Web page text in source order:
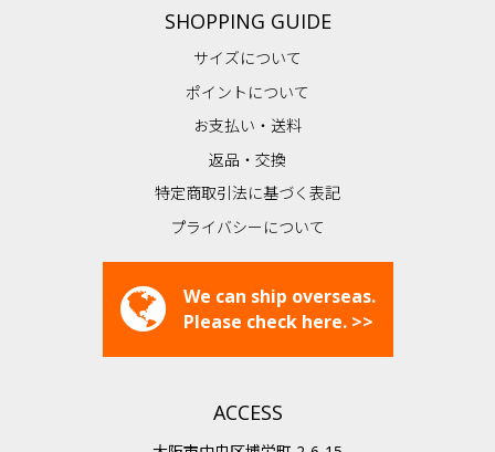
SHOPPING GUIDE
サイズについて
ポイントについて
お支払い・送料
返品・交換
特定商取引法に基づく表記
プライバシーについて
We can ship overseas.
Please check here. >>
ACCESS